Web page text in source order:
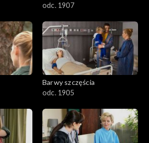
odc. 1907
Barwy szczęścia
odc. 1905